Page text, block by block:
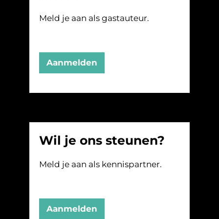
Meld je aan als gastauteur.
Aanmelden
Wil je ons steunen?
Meld je aan als kennispartner.
Aanmelden